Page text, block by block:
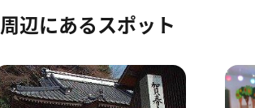
周辺にあるスポット